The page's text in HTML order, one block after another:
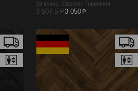
33 класс, Classen Германия
3 507.5 Р3 050p